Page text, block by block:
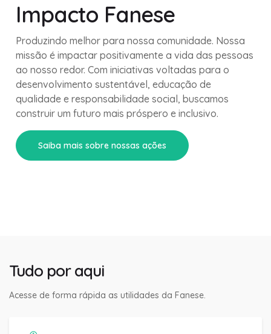
Impacto Fanese
Produzindo melhor para nossa comunidade. Nossa
missão é impactar positivamente a vida das pessoas
ao nosso redor. Com iniciativas voltadas para o
desenvolvimento sustentável, educação de
qualidade e responsabilidade social, buscamos
construir um futuro mais próspero e inclusivo.
Saiba mais sobre nossas ações
Tudo por aqui
Acesse de forma rápida as utilidades da Fanese.